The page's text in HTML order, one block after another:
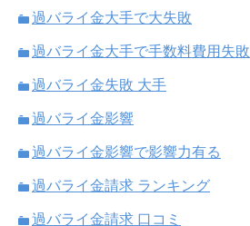
過バライ金大手で大失敗
過バライ金大手で手数料費用失敗
過バライ金失敗 大手
過バライ金影響
過バライ金影響で影響力有る
過バライ金請求 ランキング
過バライ金請求 口コミ